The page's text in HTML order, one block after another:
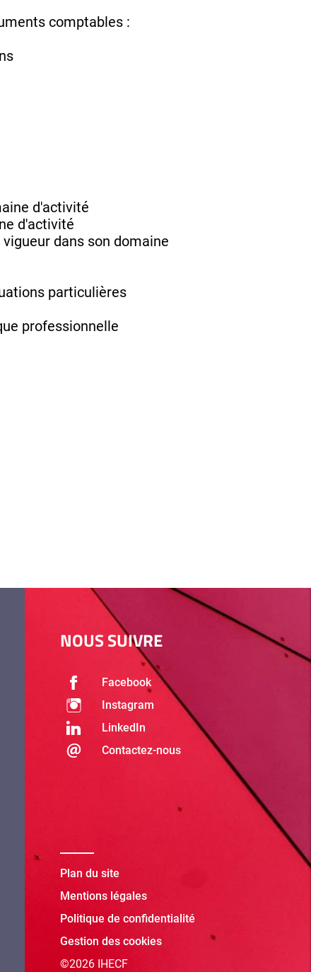
comptables :
d'activité
d'activité
dans son domaine
particulières
professionnelle
NOUS SUIVRE
Facebook
Instagram
LinkedIn
Contactez-nous
Plan du site
Mentions légales
Politique de confidentialité
Gestion des cookies
©2026 IHECF